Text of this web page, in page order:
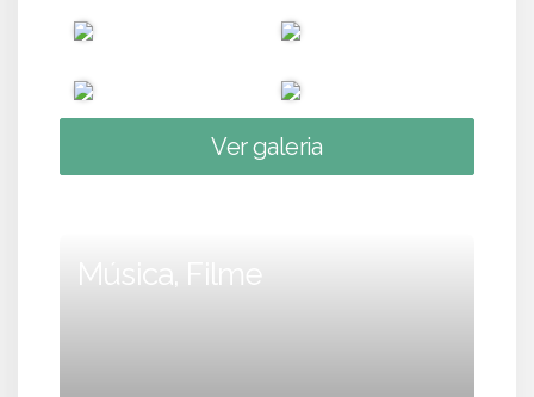
Ver galeria
Música, Filme